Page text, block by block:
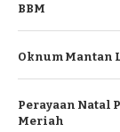
BBM
Oknum Mantan
Perayaan Natal
Meriah